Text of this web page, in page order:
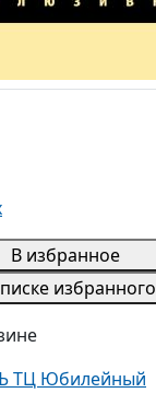
В избранное
избранного
ТЦ Юбилейный